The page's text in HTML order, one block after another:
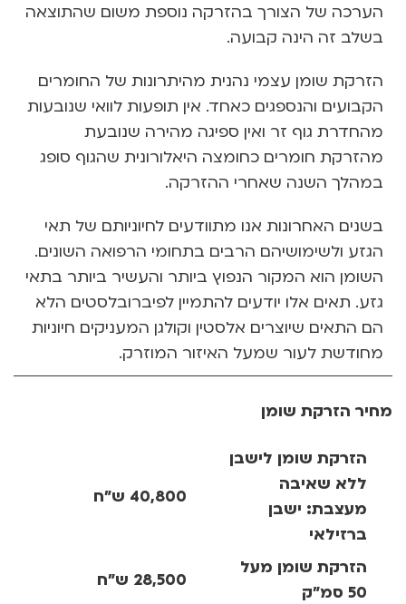
הערכה של הצורך בהזרקה נוספת משום שהתוצאה
בשלב זה הינה קבועה.
הזרקת שומן עצמי נהנית מהיתרונות של החומרים
הקבועים והנספגים כאחד. אין תופעות לוואי שנובעות
מהחדרת גוף זר ואין ספיגה מהירה שנובעת
מהזרקת חומרים כחומצה היאלורונית שהגוף סופג
במהלך השנה שאחרי ההזרקה.
בשנים האחרונות אנו מתוודעים לחיוניותם של תאי
הגזע ולשימושיהם הרבים בתחומי הרפואה השונים.
השומן הוא המקור הנפוץ ביותר והעשיר ביותר בתאי
גזע. תאים אלו יודעים להתמיין לפיברובלסטים הלא
הם התאים שיוצרים אלסטין וקולגן המעניקים חיוניות
מחודשת לעור שמעל האיזור המוזרק.
מחיר הזרקת שומן
הזרקת שומן לישבן
ללא שאיבה
מעצבת: ישבן
ברזילאי
40,800 ש”ח
הזרקת שומן מעל
50 סמ”ק
28,500 ש”ח